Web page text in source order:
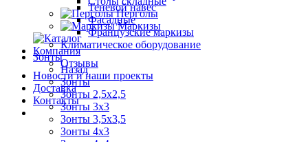
Перголы
Маркизы
Компания
Отзывы
Новости и наши проекты
Доставка
Контакты
Теневой навес
Фасадные
Французские маркизы
Климатическое оборудование
Зонты
Назад
Зонты
Зонты 2,5х2,5
Зонты 3х3
Зонты 3,5х3,5
Зонты 4х3